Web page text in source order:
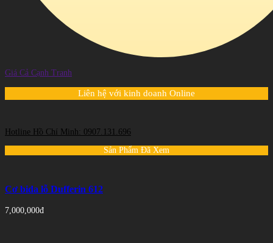
Giá Cả Cạnh Tranh
Liên hệ với kinh doanh Online
Hotline Hồ Chí Minh: 0907.131.696
Sản Phẩm Đã Xem
Cơ bida lỗ Dufferin 612
7,000,000đ